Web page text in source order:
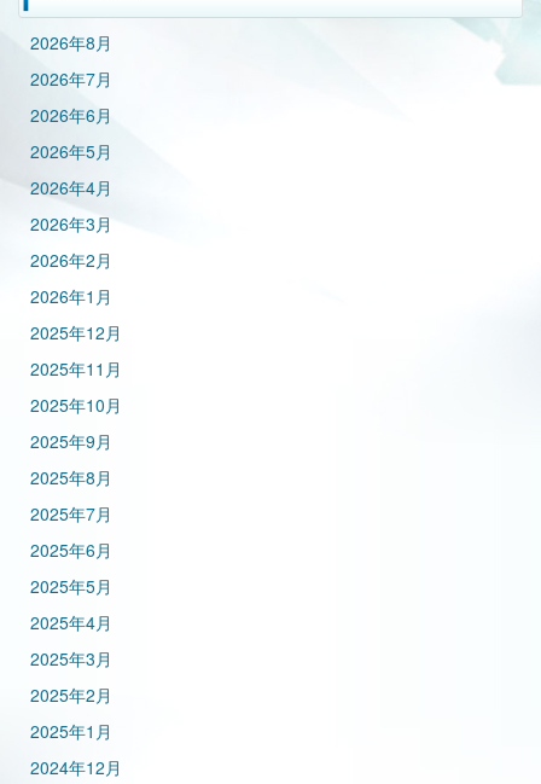
2026年8月
2026年7月
2026年6月
2026年5月
2026年4月
2026年3月
2026年2月
2026年1月
2025年12月
2025年11月
2025年10月
2025年9月
2025年8月
2025年7月
2025年6月
2025年5月
2025年4月
2025年3月
2025年2月
2025年1月
2024年12月